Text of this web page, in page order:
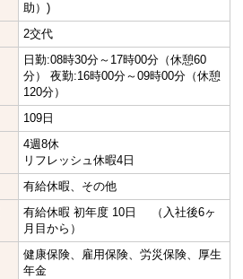
助）)
2交代
日勤:08時30分～17時00分（休憩60
分） 夜勤:16時00分～09時00分（休憩
120分）
109日
4週8休
リフレッシュ休暇4日
有給休暇、その他
有給休暇 初年度 10日 （入社後6ヶ
月目から）
健康保険、雇用保険、労災保険、厚生
年金